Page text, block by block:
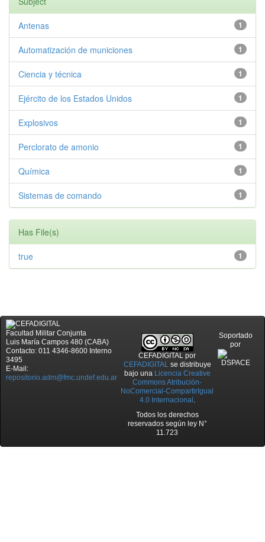
1
Antenas
1
Automatización de municiones
1
Ciencia y técnica
1
Ejército de los Estados Unidos
1
Explosivos
1
Perclorato de amonio
1
Química
1
Sistemas de comando
Has File(s)
1
true
Facultad Militar Conjunta
Luis María Campos 480 (CABA)
Contacto: 011 4346-8600 Interno
3495
E-Mail:
repositorio.adm@fmc.undef.edu.ar
CEFADIGITAL por
CEFADIGITALse distribuye
bajo una Licencia Creative
Commons Atribución-
NoComercial-CompartirIgual
4.0 Internacional .
Todos los derechos
reservados según ley N°
11.723
Soportado
por